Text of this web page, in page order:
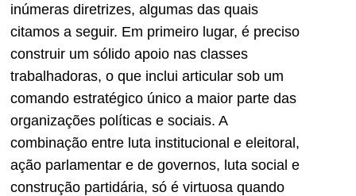
inúmeras diretrizes, algumas das quais
citamos a seguir. Em primeiro lugar, é preciso
construir um sólido apoio nas classes
trabalhadoras, o que inclui articular sob um
comando estratégico único a maior parte das
organizações políticas e sociais. A
combinação entre luta institucional e eleitoral,
ação parlamentar e de governos, luta social e
construção partidária, só é virtuosa quando